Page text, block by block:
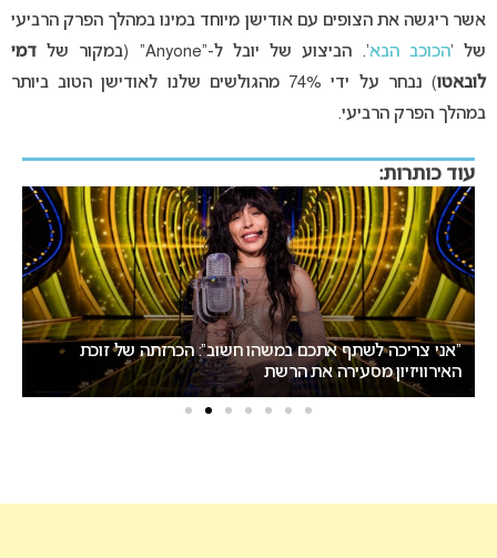
אשר ריגשה את הצופים עם אודישן מיוחד במינו במהלך הפרק הרביעי
של ‘
הכוכב הבא‘. הביצוע של יובל ל-“Anyone” (במקור של
דמי
לובאטו
) נבחר על ידי 74% מהגולשים שלנו לאודישן הטוב ביותר
במהלך הפרק הרביעי.
עוד כותרות:
של זוכת
אירוויזיון 2027: ההתלבטות על התאריכים עלולה
ישראל